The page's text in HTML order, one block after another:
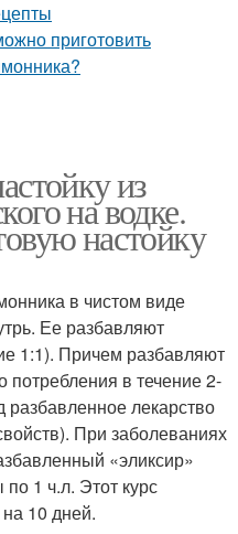
из
на водке.
настойку
в чистом виде
Ее разбавляют
1:1). Причем разбавляют
потребления в течение 2-
разбавленное лекарство
При заболеваниях
«эликсир»
по 1 ч.л. Этот курс
10 дней.